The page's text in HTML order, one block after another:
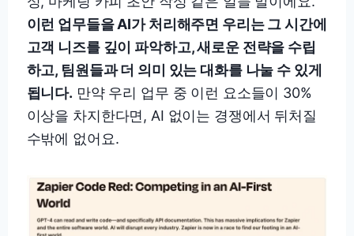
이런 업무들을 AI가 처리해주면 우리는 그 시간에
고객 니즈를 깊이 파악하고, 새로운 전략을 수립
하고, 팀원들과 더 의미 있는 대화를 나눌 수 있게
됩니다. 만약 우리 업무 중 이런 요소들이 30%
이상을 차지한다면, AI 없이는 경쟁에서 뒤처질
수밖에 없어요.